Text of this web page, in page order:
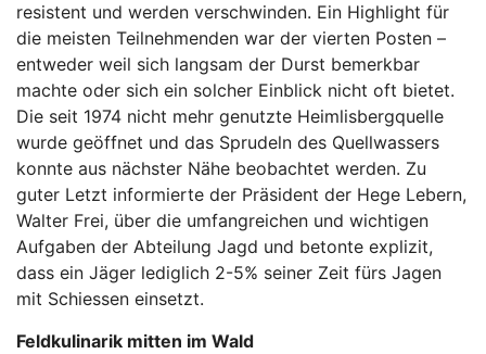
resistent und werden verschwinden. Ein Highlight für
die meisten Teilnehmenden war der vierten Posten –
entweder weil sich langsam der Durst bemerkbar
machte oder sich ein solcher Einblick nicht oft bietet.
Die seit 1974 nicht mehr genutzte Heimlisbergquelle
wurde geöffnet und das Sprudeln des Quellwassers
konnte aus nächster Nähe beobachtet werden. Zu
guter Letzt informierte der Präsident der Hege Lebern,
Walter Frei, über die umfangreichen und wichtigen
Aufgaben der Abteilung Jagd und betonte explizit,
dass ein Jäger lediglich 2-5% seiner Zeit fürs Jagen
mit Schiessen einsetzt.
Feldkulinarik mitten im Wald